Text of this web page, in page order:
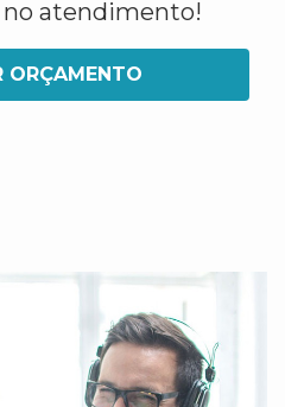
no atendimento!
ORÇAMENTO